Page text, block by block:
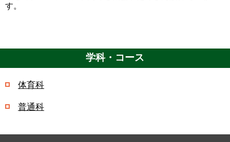
す。
学科・コース
体育科
普通科